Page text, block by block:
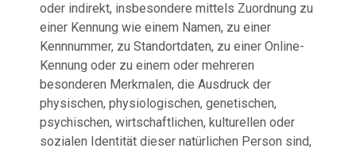
oder indirekt, insbesondere mittels Zuordnung zu
einer Kennung wie einem Namen, zu einer
Kennnummer, zu Standortdaten, zu einer Online-
Kennung oder zu einem oder mehreren
besonderen Merkmalen, die Ausdruck der
physischen, physiologischen, genetischen,
psychischen, wirtschaftlichen, kulturellen oder
sozialen Identität dieser natürlichen Person sind,